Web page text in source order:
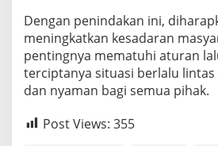
s
u
i
S
p
s
Dengan penindakan ini,
meningkatkan kesadaran
pentingnya mematuhi aturan
terciptanya situasi berlalu
dan nyaman bagi semua pihak.
Post Views: 355